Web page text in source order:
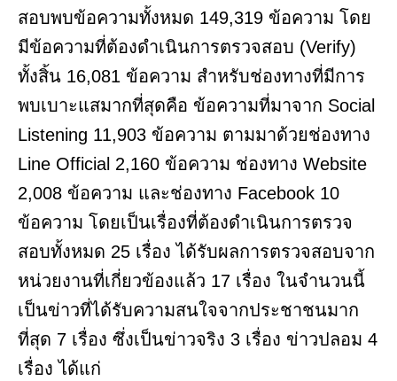
สอบพบข้อความทั้งหมด 149,319 ข้อความ โดย
มีข้อความที่ต้องดำเนินการตรวจสอบ (Verify)
ทั้งสิ้น 16,081 ข้อความ สำหรับช่องทางที่มีการ
พบเบาะแสมากที่สุดคือ ข้อความที่มาจาก Social
Listening 11,903 ข้อความ ตามมาด้วยช่องทาง
Line Official 2,160 ข้อความ ช่องทาง Website
2,008 ข้อความ และช่องทาง Facebook 10
ข้อความ โดยเป็นเรื่องที่ต้องดำเนินการตรวจ
สอบทั้งหมด 25 เรื่อง ได้รับผลการตรวจสอบจาก
หน่วยงานที่เกี่ยวข้องแล้ว 17 เรื่อง ในจำนวนนี้
เป็นข่าวที่ได้รับความสนใจจากประชาชนมาก
ที่สุด 7 เรื่อง ซึ่งเป็นข่าวจริง 3 เรื่อง ข่าวปลอม 4
เรื่อง ได้แก่